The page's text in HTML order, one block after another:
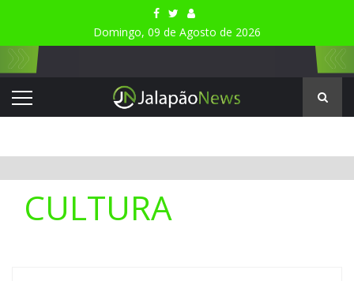
Domingo, 09 de Agosto de 2026
CULTURA